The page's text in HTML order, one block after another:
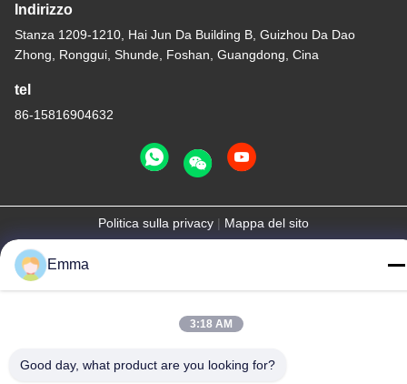
Indirizzo
Stanza 1209-1210, Hai Jun Da Building B, Guizhou Da Dao
Zhong, Ronggui, Shunde, Foshan, Guangdong, Cina
tel
86-15816904632
Politica sulla privacy | Mappa del sito
Cina Buona qualità Supporto a catena chiave del metallo
Fornitore. -2026 SHUNDE IMEGA COMPANY LIMITED IMEGA
CO.,LIMITED Tutti i diritti riservati.
Emma
3:18 AM
Good day, what product are you looking for?